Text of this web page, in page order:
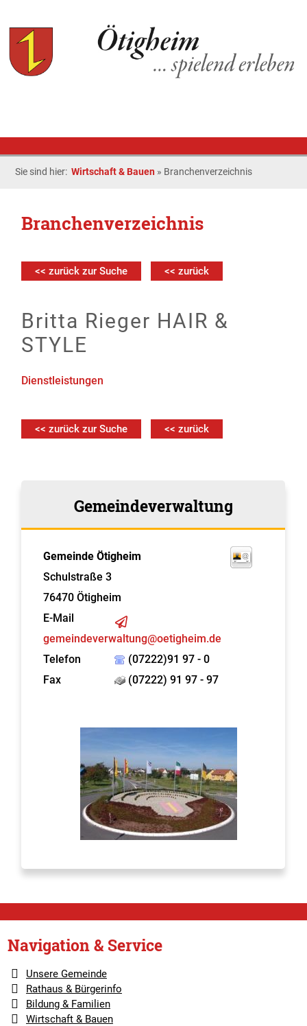
Sie sind hier:Wirtschaft & Bauen » Branchenverzeichnis
Branchenverzeichnis
<< zurück zur Suche << zurück
Britta Rieger HAIR &
STYLE
Dienstleistungen
<< zurück zur Suche << zurück
Gemeindeverwaltung
Gemeinde Ötigheim
Schulstraße 3
76470 Ötigheim
E-Mail
gemeindeverwaltung@oetigheim.de
Telefon
(07222)91 97 - 0
Fax
(07222) 91 97 - 97
Navigation & Service
Unsere Gemeinde
Rathaus & Bürgerinfo
Bildung & Familien
Wirtschaft & Bauen